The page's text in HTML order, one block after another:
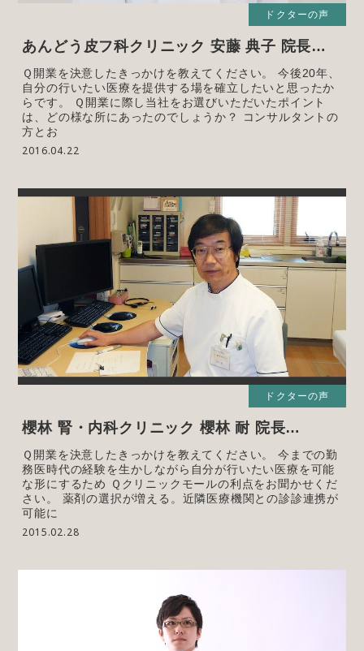
ドクターの声
あんどう皮フ科クリニック 安藤 典子 院長…
Ｑ開業を決意したきっかけを教えてください。 今後20年、
自分の行いたい医療を提供する場を確立したいと思ったか
らです。 Ｑ開業に際し当社をお選びいただいたポイント
は、どの様な所にあったのでしょうか？ コンサルタントの
方とお
2016.04.22
ドクターの声
櫻林 腎・内科クリニック 櫻林 耐 院長…
Ｑ開業を決意したきっかけを教えてください。 今までの勤
務医時代の経験を生かしながら自分が行いたい医療を可能
な形にするため Ｑクリニックモールの利点をお聞かせくだ
さい。 薬剤の選択が増える。近隣医療機関との診診連携が
可能に
2015.02.28